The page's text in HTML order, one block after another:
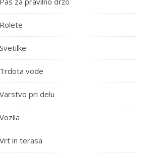
Rolete
Svetilke
Trdota vode
Varstvo pri delu
Vozila
Vrt in terasa